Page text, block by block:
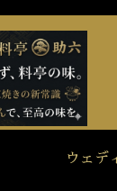
ウェデ